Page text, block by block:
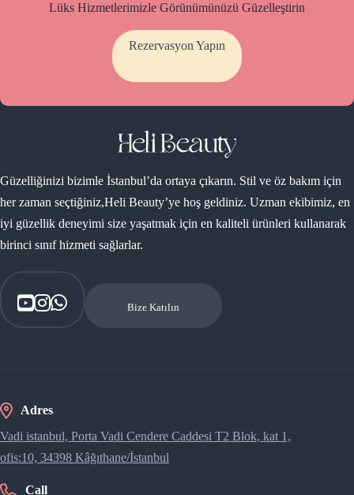
Lüks Hizmetlerimizle Görünümünüzü Güzelleştirin
Rezervasyon Yapın
Güzelliğinizi bizimle İstanbul’da ortaya çıkarın. Stil ve öz bakım için
her zaman seçtiğiniz,Heli Beauty’ye hoş geldiniz. Uzman ekibimiz, en
iyi güzellik deneyimi size yaşatmak için en kaliteli ürünleri kullanarak
birinci sınıf hizmeti sağlarlar.
Bize Katılın
Adres
Vadi istanbul, Porta Vadi Cendere Caddesi​ T2 Blok, kat 1,
ofis:10, 34398 Kâğıthane/İstanbul
Call